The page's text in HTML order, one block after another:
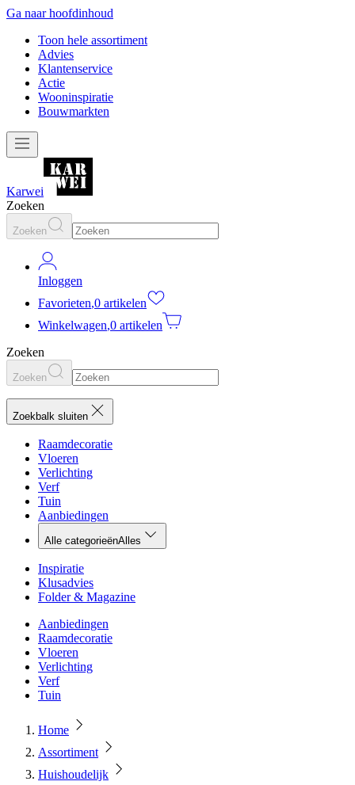
Ga naar hoofdinhoud
Toon hele assortiment
Advies
Klantenservice
Actie
Wooninspiratie
Bouwmarkten
Karwei
Zoeken
Zoeken
Inloggen
Favorieten,0 artikelen
Winkelwagen,0 artikelen
Zoeken
Zoeken
Zoekbalk sluiten
Raamdecoratie
Vloeren
Verlichting
Verf
Tuin
Aanbiedingen
Alle categorieënAlles
Inspiratie
Klusadvies
Folder & Magazine
Aanbiedingen
Raamdecoratie
Vloeren
Verlichting
Verf
Tuin
Home
Assortiment
Huishoudelijk